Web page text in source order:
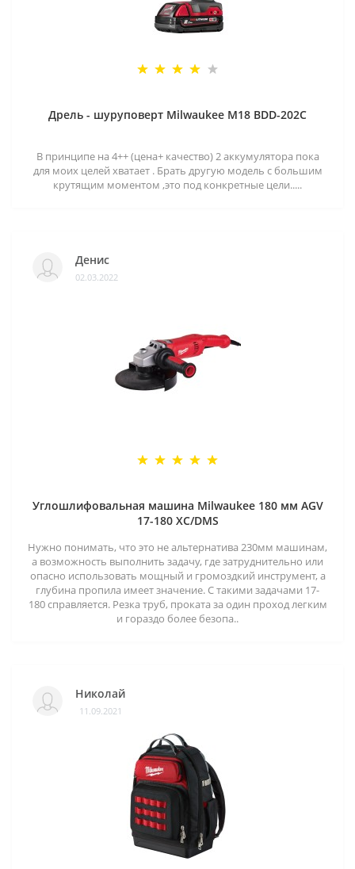
Дрель - шуруповерт Milwaukee M18 BDD-202C
В принципе на 4++ (цена+ качество) 2 аккумулятора пока
для моих целей хватает . Брать другую модель с большим
крутящим моментом ,это под конкретные цели.....
Денис
02.03.2022
Углошлифовальная машина Milwaukee 180 мм AGV
17-180 XC/DMS
Нужно понимать, что это не альтернатива 230мм машинам,
а возможность выполнить задачу, где затруднительно или
опасно использовать мощный и громоздкий инструмент, а
глубина пропила имеет значение. С такими задачами 17-
180 справляется. Резка труб, проката за один проход легким
и гораздо более безопа..
Николай
11.09.2021